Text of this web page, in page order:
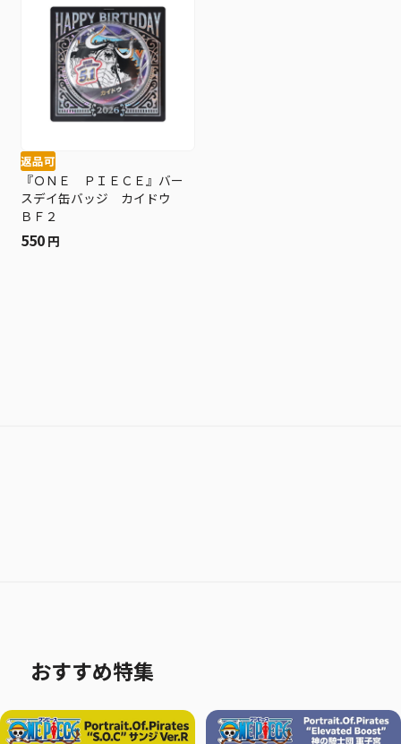
返品可
『ＯＮＥ ＰＩＥＣＥ』バー
スデイ缶バッジ カイドウ
ＢＦ２
550 円
おすすめ特集